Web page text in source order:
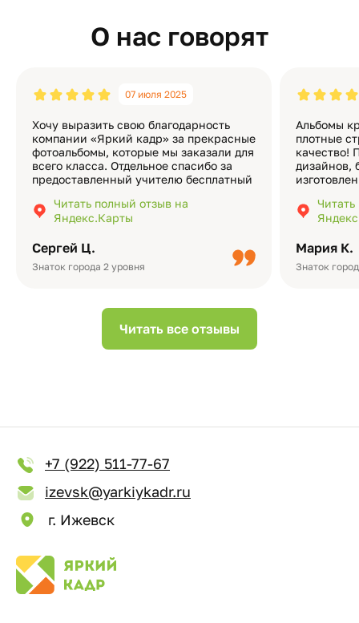
О нас говорят
Сергей Ц.
Знаток города 2 уровня
07 июля 2025
Хочу выразить свою благодарность
компании «Яркий кадр» за прекрасные
фотоальбомы, которые мы заказали для
всего класса. Отдельное спасибо за
предоставленный учителю бесплатный
подчёркивает значимость события.
Качество альбомов на высшем уровне:
Читать полный отзыв на
Яндекс.Карты
Мария К.
Знаток
Альбомы
плотные
качество!
дизайнов,
добавить
видео с
Читать все отзывы
+7 (922) 511-77-67
izevsk@yarkiykadr.ru
г. Ижевск